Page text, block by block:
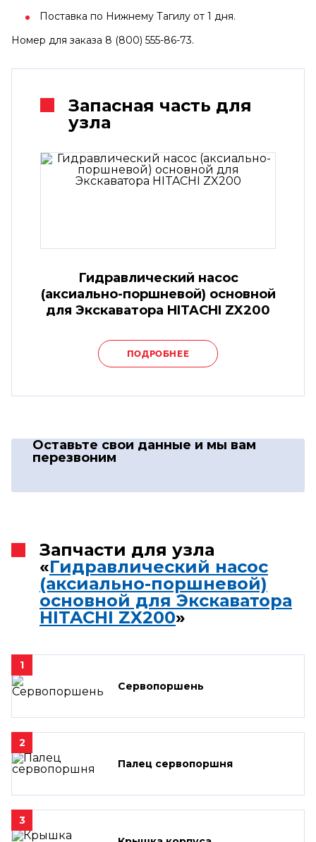
Поставка по Нижнему Тагилу от 1 дня.
Номер для заказа 8 (800) 555-86-73.
Запасная часть для
узла
Гидравлический насос
(аксиально-поршневой) основной
для Экскаватора HITACHI ZX200
ПОДРОБНЕЕ
Оставьте свои данные и мы вам
перезвоним
Запчасти для узла
«Гидравлический насос
(аксиально-поршневой)
основной для Экскаватора
HITACHI ZX200»
1
Сервопоршень
2
Палец сервопоршня
3